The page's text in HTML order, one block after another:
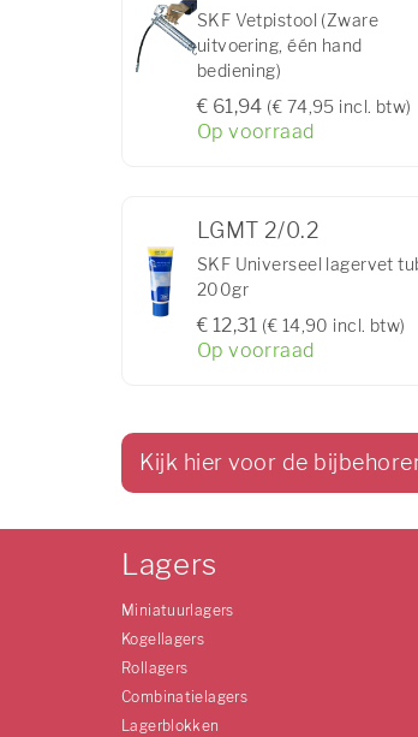
SKF Vetpistool (Zware
uitvoering, één hand
bediening)
€ 61,94 (€ 74,95 incl. btw)
Op voorraad
LGMT 2/0.2
SKF Universeel lagervet
200gr
€ 12,31 (€ 14,90 incl. btw)
Op voorraad
Kijk hier voor de
Lagers
Miniatuurlagers
Kogellagers
Rollagers
Combinatielagers
Lagerblokken